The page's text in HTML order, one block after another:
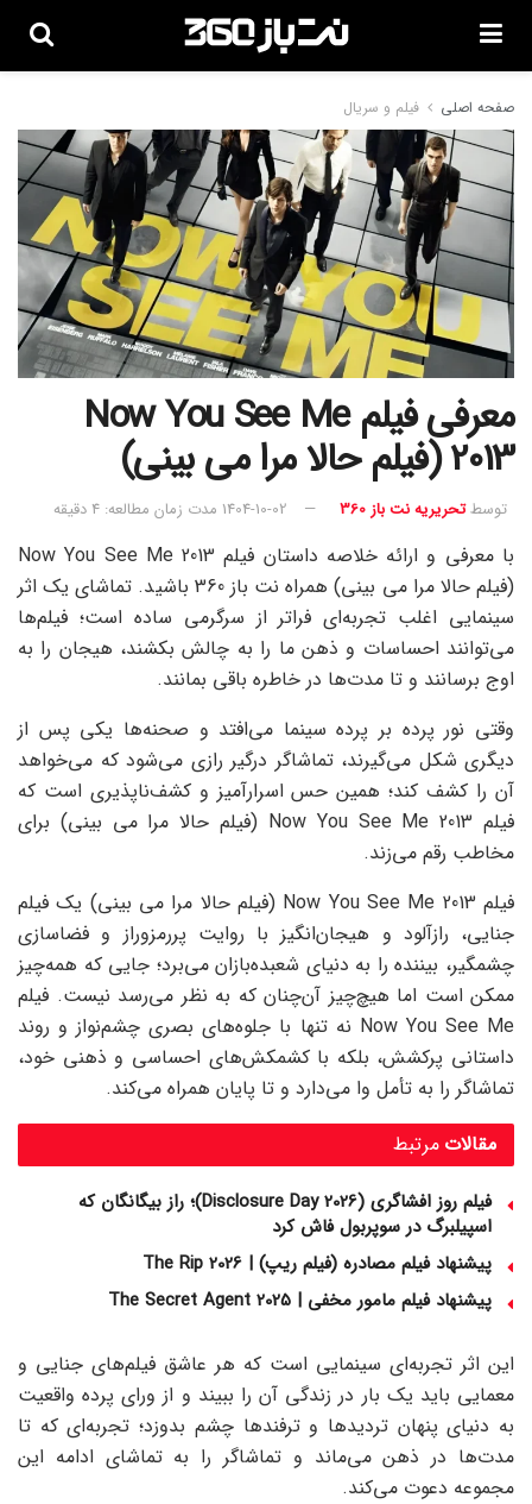
صفحه اصلی فیلم و سریال
معرفی فیلم Now You See Me
2013 (فیلم حالا مرا می‌ بینی)
توسطتحریریه نت باز 360 1404-10-02 مدت زمان مطالعه: 4 دقیقه
با معرفی و ارائه خلاصه داستان فیلم Now You See Me 2013
(فیلم حالا مرا می‌ بینی) همراه نت باز 360 باشید. تماشای یک اثر
سینمایی اغلب تجربه‌ای فراتر از سرگرمی ساده است؛ فیلم‌ها
می‌توانند احساسات و ذهن ما را به چالش بکشند، هیجان را به
اوج برسانند و تا مدت‌ها در خاطره باقی بمانند.
وقتی نور پرده بر پرده سینما می‌افتد و صحنه‌ها یکی پس از
دیگری شکل می‌گیرند، تماشاگر درگیر رازی می‌شود که می‌خواهد
آن را کشف کند؛ همین حس اسرارآمیز و کشف‌ناپذیری است که
فیلم Now You See Me 2013 (فیلم حالا مرا می‌ بینی) برای
مخاطب رقم می‌زند.
فیلم Now You See Me 2013 (فیلم حالا مرا می‌ بینی) یک فیلم
جنایی، رازآلود و هیجان‌انگیز با روایت پررمزوراز و فضاسازی
چشمگیر، بیننده را به دنیای شعبده‌بازان می‌برد؛ جایی که همه‌چیز
ممکن است اما هیچ‌چیز آن‌چنان که به نظر می‌رسد نیست. فیلم
Now You See Me نه تنها با جلوه‌های بصری چشم‌نواز و روند
داستانی پرکشش، بلکه با کشمکش‌های احساسی و ذهنی خود،
تماشاگر را به تأمل وا می‌دارد و تا پایان همراه می‌کند.
مرتبط مقالات
فیلم روز افشاگری (Disclosure Day 2026)؛ راز بیگانگان که
اسپیلبرگ در سوپربول فاش کرد
پیشنهاد فیلم مصادره (فیلم ریپ) | The Rip 2026
پیشنهاد فیلم مامور مخفی | The Secret Agent 2025
این اثر تجربه‌ای سینمایی است که هر عاشق فیلم‌های جنایی و
معمایی باید یک بار در زندگی آن را ببیند و از ورای پرده واقعیت
به دنیای پنهان تردیدها و ترفندها چشم بدوزد؛ تجربه‌ای که تا
مدت‌ها در ذهن می‌ماند و تماشاگر را به تماشای ادامه این
مجموعه دعوت می‌کند.